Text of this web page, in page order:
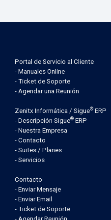
Portal de Servicio al Cliente
- Manuales Online
- Ticket de Soporte
- Agendar una Reunión
Zenitx Informática / Sigue® ERP
- Descripción Sigue® ERP
- Nuestra Empresa
- Contacto
- Suites / Planes
- Servicios
Contacto
- Enviar Mensaje
- Enviar Email
- Ticket de Soporte